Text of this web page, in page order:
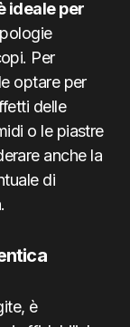
ideale per
Per
optare per
delle
o le piastre
anche la
di
è